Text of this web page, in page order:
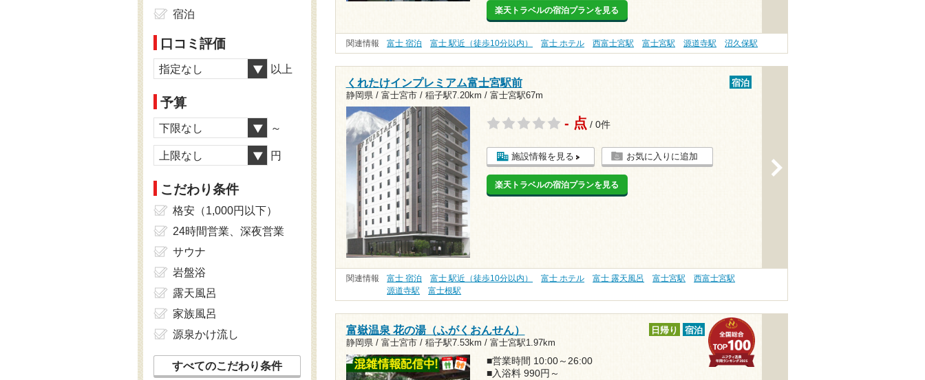
楽天トラベルの宿泊プランを見る
関連情報 富士 宿泊 富士 駅近（徒歩10分以内） 富士 ホテル 西富士宮駅 富士宮駅 源道寺駅 沼久保駅
くれたけインプレミアム富士宮駅前
静岡県 / 富士宮市 / 稲子駅7.20km / 富士宮駅67m
宿泊
- 点 / 0件
施設情報を見る お気に入りに追加
楽天トラベルの宿泊プランを見る
関連情報 富士 宿泊 富士 駅近（徒歩10分以内） 富士 ホテル 富士 露天風呂 富士宮駅
西富士宮駅
源道寺駅
富士根駅
富嶽温泉 花の湯（ふがくおんせん）
静岡県 / 富士宮市 / 稲子駅7.53km / 富士宮駅1.97km
日帰り 宿泊
■営業時間 10:00～26:00
■入浴料 990円～
宿泊
口コミ評価
指定なし 以上
予算
下限なし ～
上限なし 円
こだわり条件
格安（1,000円以下）
24時間営業、深夜営業
サウナ
岩盤浴
露天風呂
家族風呂
源泉かけ流し
すべてのこだわり条件